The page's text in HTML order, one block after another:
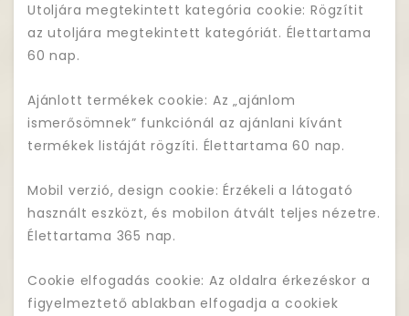
Utoljára megtekintett kategória cookie: Rögzítit
az utoljára megtekintett kategóriát. Élettartama
60 nap.
Ajánlott termékek cookie: Az „ajánlom
ismerősömnek” funkciónál az ajánlani kívánt
termékek listáját rögzíti. Élettartama 60 nap.
Mobil verzió, design cookie: Érzékeli a látogató
használt eszközt, és mobilon átvált teljes nézetre.
Élettartama 365 nap.
Cookie elfogadás cookie: Az oldalra érkezéskor a
figyelmeztető ablakban elfogadja a cookiek